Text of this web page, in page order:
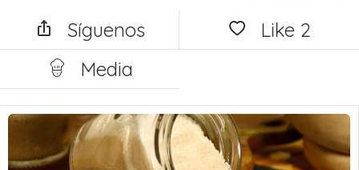
Síguenos Like 2
Media